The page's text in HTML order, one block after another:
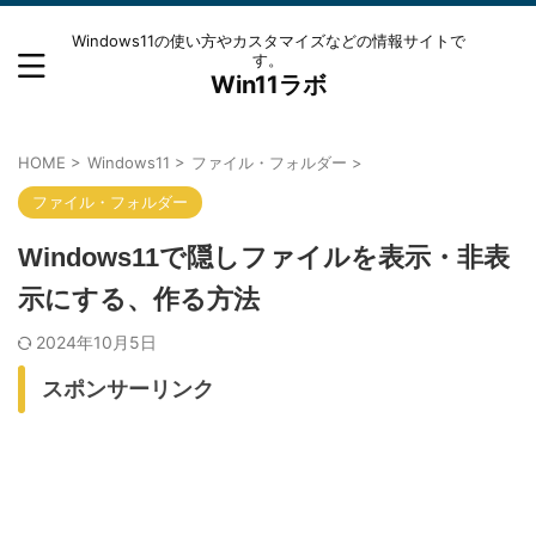
Windows11の使い方やカスタマイズなどの情報サイトで
す。
Win11ラボ
HOME > Windows11 > ファイル・フォルダー >
ファイル・フォルダー
Windows11で隠しファイルを表示・非表
示にする、作る方法
2024年10月5日
スポンサーリンク